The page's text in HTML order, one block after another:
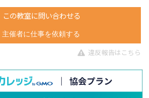
この教室に問い合わせる
主催者に仕事を依頼する
違反報告はこちら